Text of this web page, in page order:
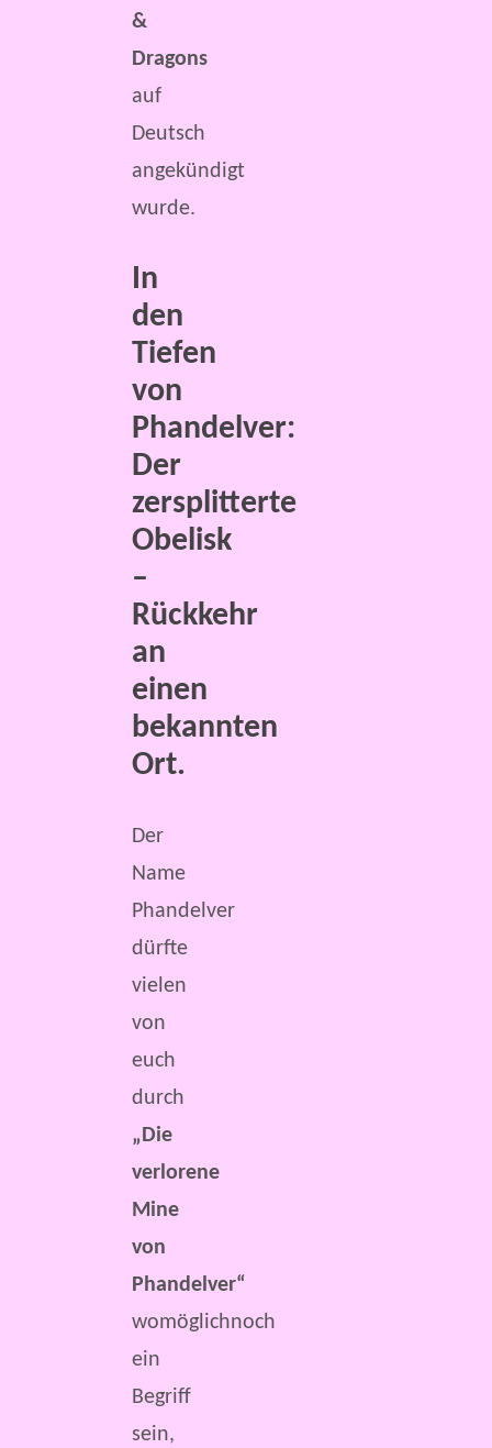
&
Dragons
auf
Deutsch
angekündigt
wurde.
In
den
Tiefen
von
Phandelver:
Der
zersplitterte
Obelisk
–
Rückkehr
an
einen
bekannten
Ort.
Der
Name
Phandelver
dürfte
vielen
von
euch
durch
„Die
verlorene
Mine
von
Phandelver“
womöglichnoch
ein
Begriff
sein,